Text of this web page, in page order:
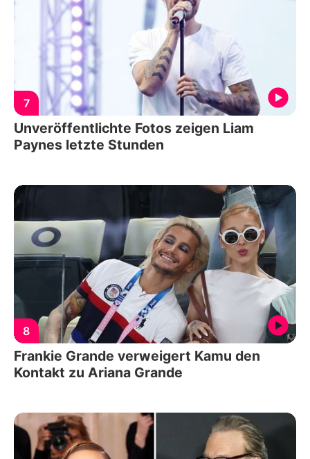
7
Unveröffentlichte Fotos zeigen Liam
Paynes letzte Stunden
8
Frankie Grande verweigert Kamu den
Kontakt zu Ariana Grande